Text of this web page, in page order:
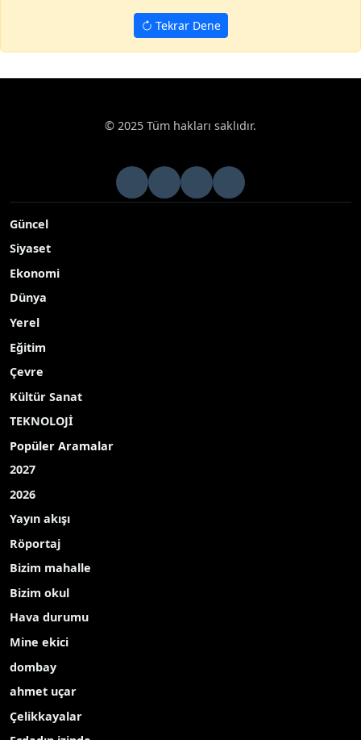
Tekrar Dene
© 2025 Tüm hakları saklıdır.
Güncel
Siyaset
Ekonomi
Dünya
Yerel
Eğitim
Çevre
Kültür Sanat
TEKNOLOJİ
Popüler Aramalar
2027
2026
Yayın akışı
Röportaj
Bizim mahalle
Bizim okul
Hava durumu
Mine ekici
dombay
ahmet uçar
Çelikkayalar